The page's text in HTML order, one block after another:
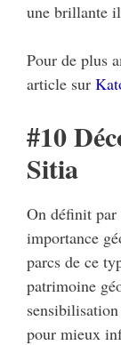
une brillante
Pour de plus
article sur
#10
Sitia
On définit par
importance
parcs de ce
patrimoine
pour mieux